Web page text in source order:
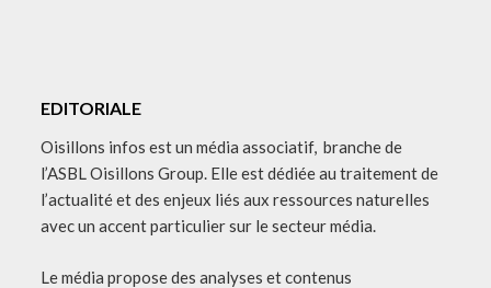
EDITORIALE
Oisillons infos est un média associatif, branche de
l’ASBL Oisillons Group. Elle est dédiée au traitement de
l’actualité et des enjeux liés aux ressources naturelles
avec un accent particulier sur le secteur média.
Le média propose des analyses et contenus